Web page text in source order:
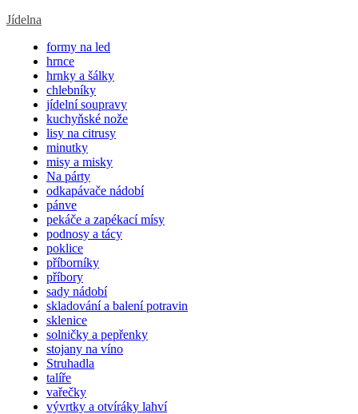
Jídelna
formy na led
hrnce
hrnky a šálky
chlebníky
jídelní soupravy
kuchyňské nože
lisy na citrusy
minutky
misy a misky
Na párty
odkapávače nádobí
pánve
pekáče a zapékací mísy
podnosy a tácy
poklice
příborníky
příbory
sady nádobí
skladování a balení potravin
sklenice
solničky a pepřenky
stojany na víno
Struhadla
talíře
vařečky
vývrtky a otvíráky lahví